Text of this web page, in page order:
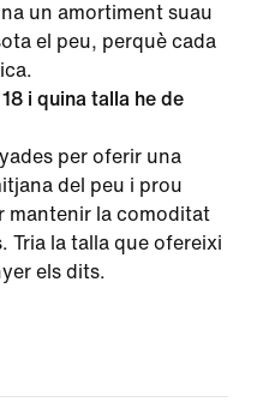
un amortiment suau
el peu, perquè cada
i quina talla he de
per oferir una
del peu i prou
mantenir la comoditat
Tria la talla que ofereixi
els dits.